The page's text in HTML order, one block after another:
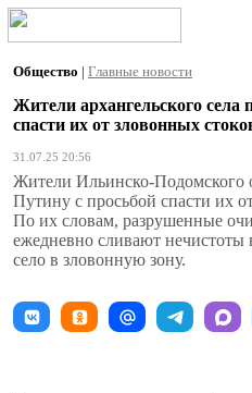
Общество | Главные новости
Жители архангельского села
спасти их от зловонных
31.07.25 20:56
Жители Ильинско-Подомского
Путину с просьбой спасти их
По их словам, разрушенные
ежедневно сливают нечистоты
село в зловонную зону.